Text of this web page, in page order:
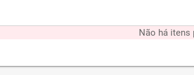
Não há itens